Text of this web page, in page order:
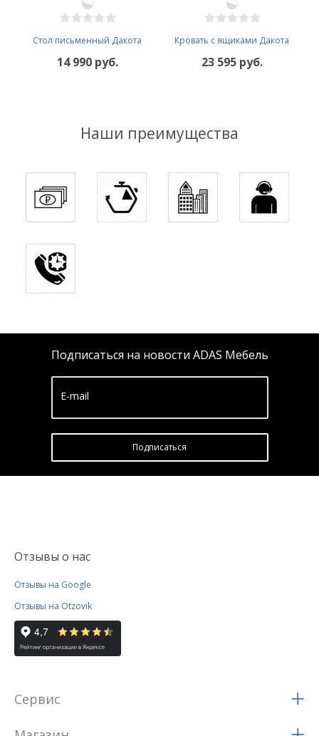
Стол письменный Дакота
14 990 руб.
Кровать с ящиками Дакота
23 595 руб.
Наши преимущества
Подписаться на новости ADAS Мебель
E-mail
Подписатьcя
Отзывы о нас
Отзывы на Google
Отзывы на Otzovik
Сервис